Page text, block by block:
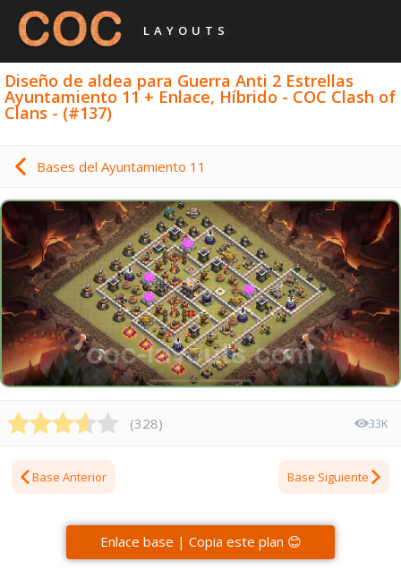
LAYOUTS
Diseño de aldea para Guerra Anti 2 Estrellas
Ayuntamiento 11 + Enlace, Híbrido - COC Clash of
Clans - (#137)
Bases del Ayuntamiento 11
(328) 33K
Base Anterior Base Siguiente
Enlace base | Copia este plan 😊